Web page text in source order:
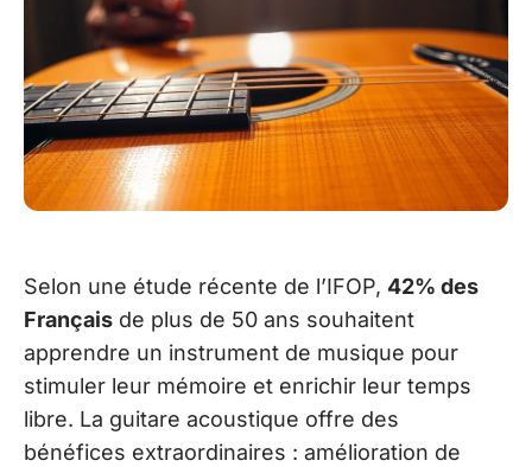
Selon une étude récente de l’IFOP, 42% des
Français de plus de 50 ans souhaitent
apprendre un instrument de musique pour
stimuler leur mémoire et enrichir leur temps
libre. La guitare acoustique offre des
bénéfices extraordinaires : amélioration de